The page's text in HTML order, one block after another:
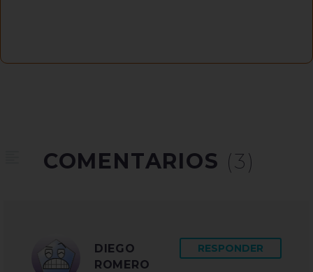
COMENTARIOS (3)
DIEGO
ROMERO
RESPONDER